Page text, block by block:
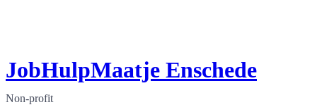
JobHulpMaatje Enschede
Non-profit